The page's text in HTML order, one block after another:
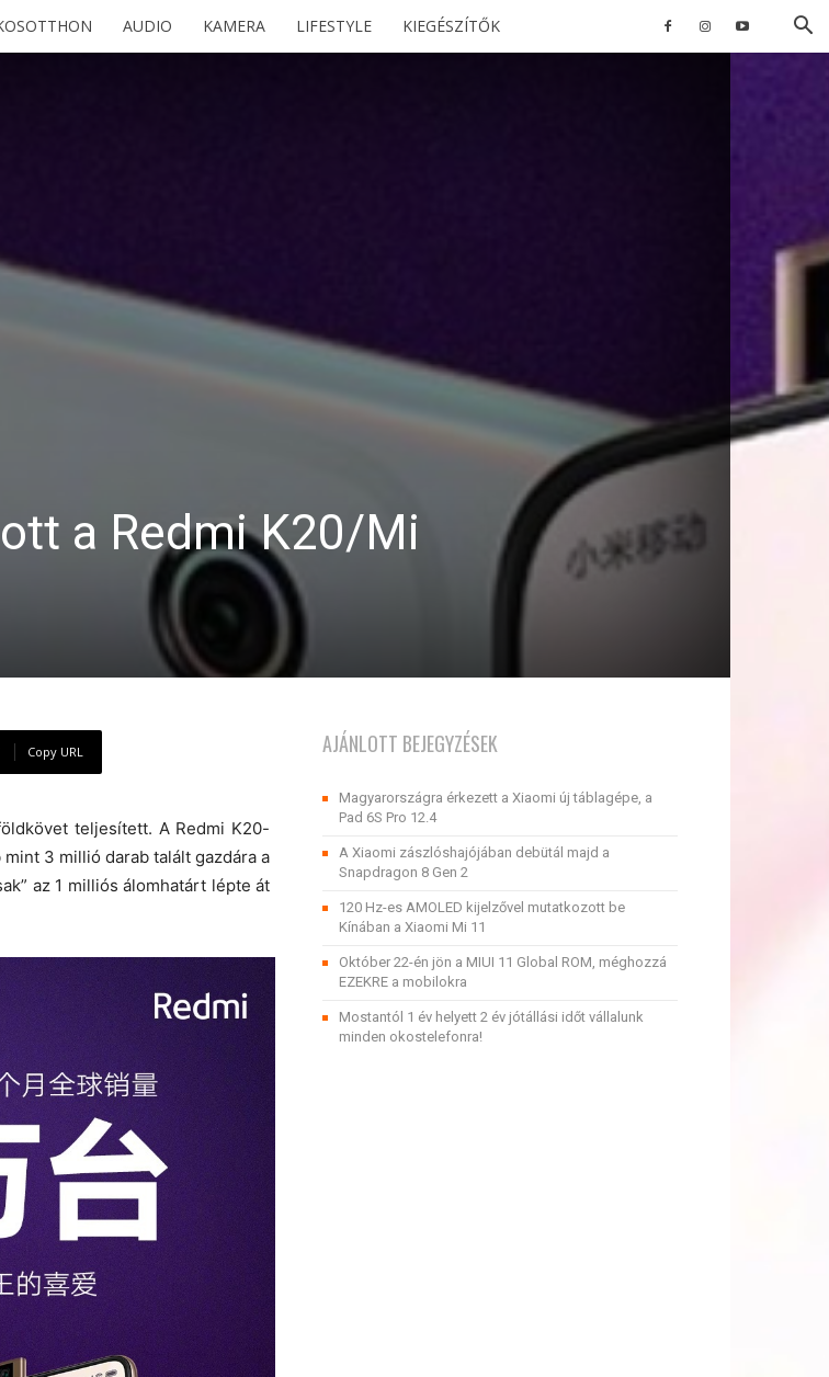
AUDIO KAMERA LIFESTYLE KIEGÉSZÍTŐK
a Redmi K20/Mi
Copy URL
teljesített. A Redmi K20-
3 millió darab talált gazdára a
az 1 milliós álomhatárt lépte át
AJÁNLOTT BEJEGYZÉSEK
Magyarországra érkezett a Xiaomi új táblagépe, a
Pad 6S Pro 12.4
A Xiaomi zászlóshajójában debütál majd a
Snapdragon 8 Gen 2
120 Hz-es AMOLED kijelzővel mutatkozott be
Kínában a Xiaomi Mi 11
Október 22-én jön a MIUI 11 Global ROM, méghozzá
EZEKRE a mobilokra
Mostantól 1 év helyett 2 év jótállási időt vállalunk
minden okostelefonra!